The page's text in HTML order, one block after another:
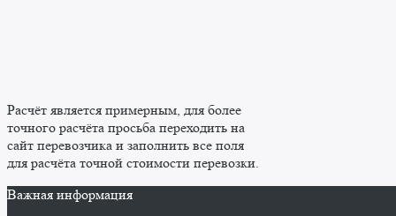
Расчёт является примерным, для более
точного расчёта просьба переходить на
сайт перевозчика и заполнить все поля
для расчёта точной стоимости перевозки.
Важная информация